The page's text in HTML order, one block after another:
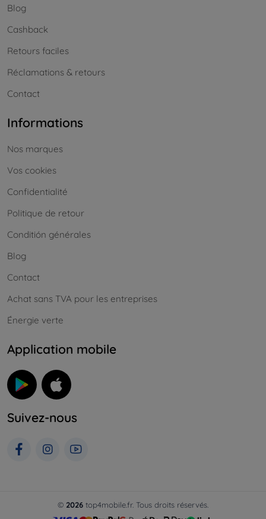
Blog
Cashback
Retours faciles
Réclamations & retours
Contact
Informations
Nos marques
Vos cookies
Confidentialité
Politique de retour
Conditión générales
Blog
Contact
Achat sans TVA pour les entreprises
Énergie verte
Application mobile
Suivez-nous
© 2026 top4mobile.fr. Tous droits réservés.